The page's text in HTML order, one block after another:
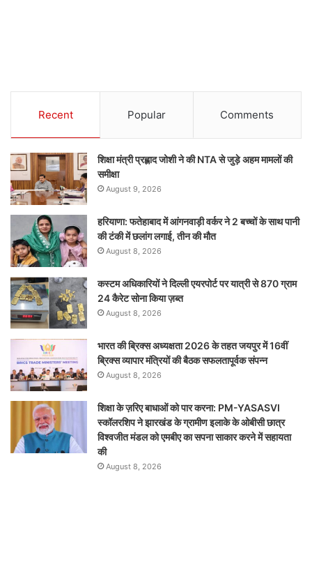
Recent Popular Comments
शिक्षा मंत्री प्रह्लाद जोशी ने की NTA से जुड़े अहम मामलों की
समीक्षा
August 9, 2026
हरियाणा: फतेहाबाद में आंगनवाड़ी वर्कर ने 2 बच्चों के साथ पानी
की टंकी में छलांग लगाई, तीन की मौत
August 8, 2026
कस्टम अधिकारियों ने दिल्ली एयरपोर्ट पर यात्री से 870 ग्राम
24 कैरेट सोना किया ज़ब्त
August 8, 2026
भारत की ब्रिक्‍स अध्यक्षता 2026 के तहत जयपुर में 16वीं
ब्रिक्‍स व्यापार मंत्रियों की बैठक सफलतापूर्वक संपन्न
August 8, 2026
शिक्षा के ज़रिए बाधाओं को पार करना: PM-YASASVI
स्कॉलरशिप ने झारखंड के ग्रामीण इलाके के ओबीसी छात्र
विश्वजीत मंडल को एमबीए का सपना साकार करने में सहायता
की
August 8, 2026